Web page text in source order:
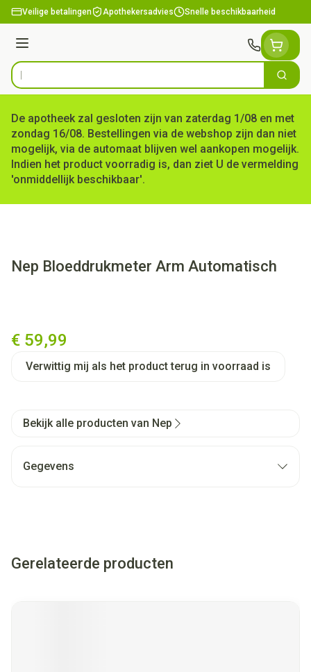
Ga naar de inhoud
Veilige betalingen Apothekersadvies Snelle beschikbaarheid
Menu
Product, merk, categorie... Zoek
De apotheek zal gesloten zijn van zaterdag 1/08 en met
zondag 16/08. Bestellingen via de webshop zijn dan niet
mogelijk, via de automaat blijven wel aankopen mogelijk.
Indien het product voorradig is, dan ziet U de vermelding
'onmiddellijk beschikbaar'.
Nep Bloeddrukmeter Arm Automatisch
€ 59,99
Verwittig mij als het product terug in voorraad is
Bekijk alle producten van Nep
Gegevens
Gerelateerde producten